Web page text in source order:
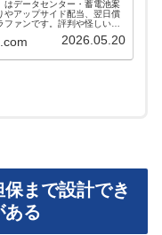
はデータセンター・蓄電池案
やアップサイド配当、翌日償
ァンです。評判や怪しい理
す。
2026.05.20
まで設計でき
ある